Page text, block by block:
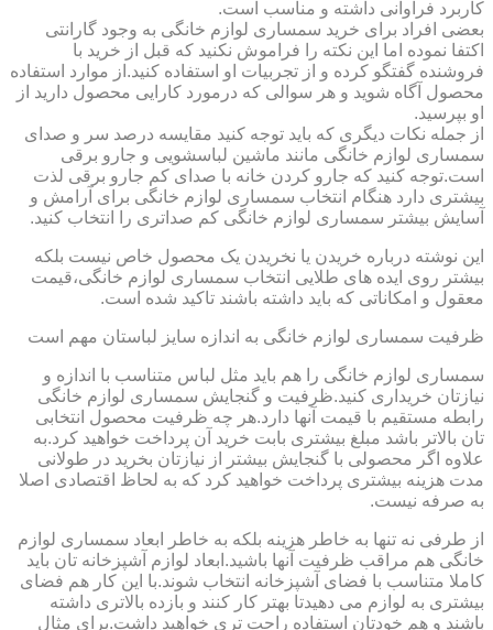
کاربرد فراوانی داشته و مناسب است.
بعضی افراد برای خرید سمساری لوازم خانگی به وجود گارانتی
اکتفا نموده اما این نکته را فراموش نکنید که قبل از خرید با
فروشنده گفتگو کرده و از تجربیات او استفاده کنید.از موارد استفاده
محصول آگاه شوید و هر سوالی که درمورد کارایی محصول دارید از
او بپرسید.
از جمله نکات دیگری که باید توجه کنید مقایسه درصد سر و صدای
سمساری لوازم خانگی مانند ماشین لباسشویی و جارو برقی
است.توجه کنید که جارو کردن خانه با صدای کم جارو برقی لذت
بیشتری دارد هنگام انتخاب سمساری لوازم خانگی برای آرامش و
آسایش بیشتر سمساری لوازم خانگی کم صداتری را انتخاب کنید.
این نوشته درباره خریدن یا نخریدن یک محصول خاص نیست بلکه
بیشتر روی ایده های طلایی انتخاب سمساری لوازم خانگی،قیمت
معقول و امکاناتی که باید داشته باشند تاکید شده است.
ظرفیت سمساری لوازم خانگی به اندازه سایز لباستان مهم است
سمساری لوازم خانگی را هم باید مثل لباس متناسب با اندازه و
نیازتان خریداری کنید.ظرفیت و گنجایش سمساری لوازم خانگی
رابطه مستقیم با قیمت آنها دارد.هر چه ظرفیت محصول انتخابی
تان بالاتر باشد مبلغ بیشتری بابت خرید آن پرداخت خواهید کرد.به
علاوه اگر محصولی با گنجایش بیشتر از نیازتان بخرید در طولانی
مدت هزینه بیشتری پرداخت خواهید کرد که به لحاظ اقتصادی اصلا
به صرفه نیست.
از طرفی نه تنها به خاطر هزینه بلکه به خاطر ابعاد سمساری لوازم
خانگی هم مراقب ظرفیت آنها باشید.ابعاد لوازم آشپزخانه تان باید
کاملا متناسب با فضای آشپزخانه انتخاب شوند.با این کار هم فضای
بیشتری به لوازم می دهیدتا بهتر کار کنند و بازده بالاتری داشته
باشند و هم خودتان استفاده راحت تری خواهید داشت.برای مثال